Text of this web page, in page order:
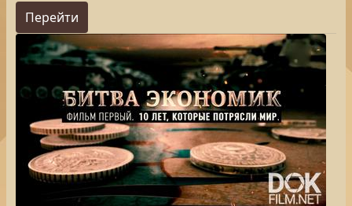
Перейти